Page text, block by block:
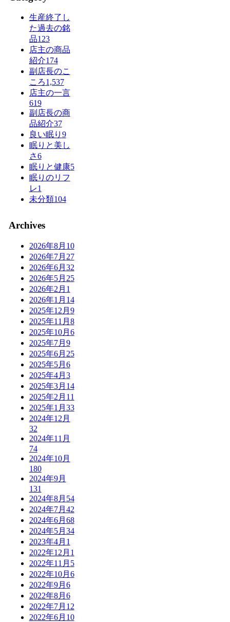
生産終了し
た過去の銘
品123
店主の商品
紹介174
副店長のこ
ころ1,537
店主の一言
619
副店長の商
品紹介37
良い眠り 9
眠りと美し
さ6
眠りと健康5
眠りのリフ
レ1
未分類104
Archives
2026年8月 10
2026年7月 27
2026年6月 32
2026年5月 25
2026年2月 1
2026年1月 14
2025年12月 9
2025年11月 8
2025年10月 6
2025年7月 9
2025年6月 25
2025年5月 6
2025年4月 3
2025年3月 14
2025年2月 11
2025年1月 33
2024年12月
32
2024年11月
74
2024年10月
180
2024年9月
131
2024年8月 54
2024年7月 42
2024年6月 68
2024年5月 34
2023年4月 1
2022年12月 1
2022年11月 5
2022年10月 6
2022年9月 6
2022年8月 6
2022年7月 12
2022年6月 10